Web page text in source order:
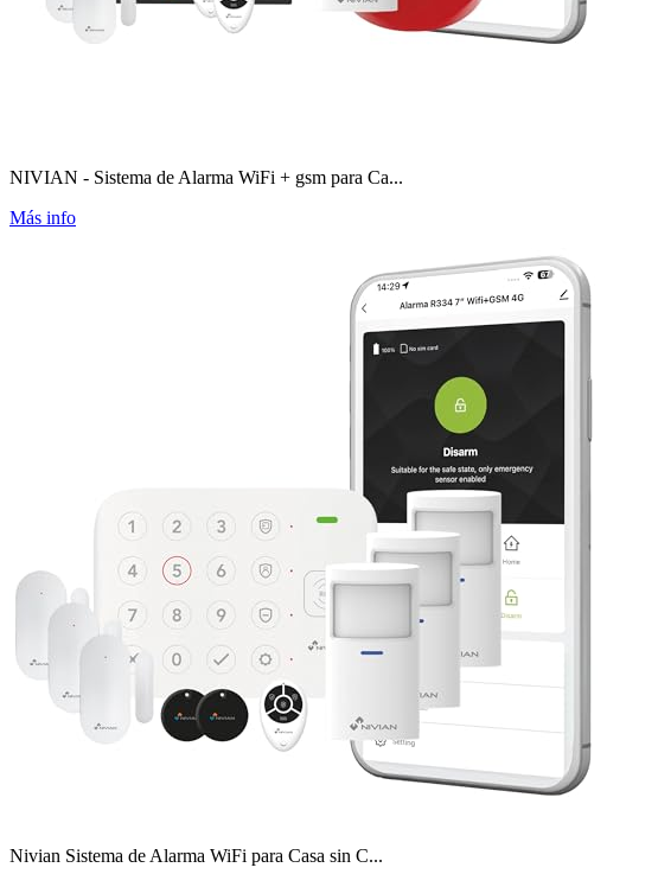
NIVIAN - Sistema de Alarma WiFi + gsm para Ca...
Más info
Nivian Sistema de Alarma WiFi para Casa sin C...